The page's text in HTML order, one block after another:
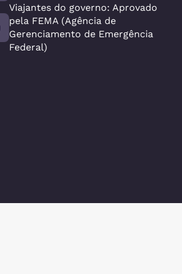
Viajantes do governo: Aprovado
pela FEMA (Agência de
Gerenciamento de Emergência
Federal)